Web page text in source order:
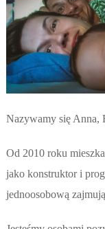
Nazywamy się
Od 2010 roku
jako konstruktor i
jednoosobową